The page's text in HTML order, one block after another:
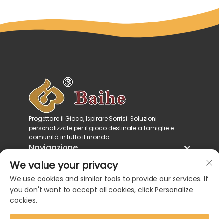
Progettare il Gioco, Ispirare Sorrisi. Soluzioni
personalizzate per il gioco destinate a famiglie e
comunità in tutto il mondo.
Navigazione
Categorie di prodotto
Contattaci
We value your privacy
We use cookies and similar tools to provide our services. If
you don't want to accept all cookies, click Personalize
cookies.